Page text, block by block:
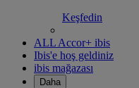
Keşfedin
ALL Accor+ ibis
Ibis'e hoş geldiniz
ibis mağazası
Daha